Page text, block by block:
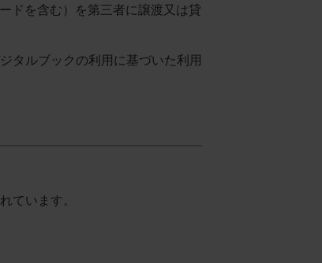
ドを含む）を第三者に譲渡又は貸
タルブックの利用に基づいた利用
ています。